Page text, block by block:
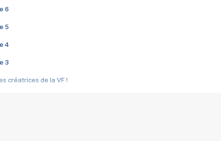
6
5
4
3
créatrices de la VF !